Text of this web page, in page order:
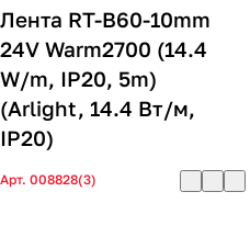
Лента RT-B60-10mm
24V Warm2700 (14.4
W/m, IP20, 5m)
(Arlight, 14.4 Вт/м,
IP20)
Арт. 008828(3)